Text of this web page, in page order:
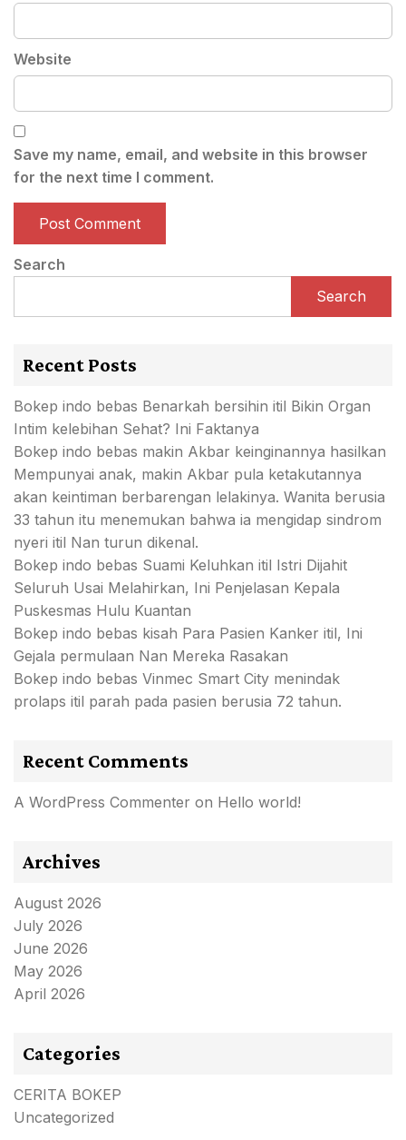
Website
Save my name, email, and website in this browser
for the next time I comment.
Search
Search
Recent Posts
Bokep indo bebas Benarkah bersihin itil Bikin Organ
Intim kelebihan Sehat? Ini Faktanya
Bokep indo bebas makin Akbar keinginannya hasilkan
Mempunyai anak, makin Akbar pula ketakutannya
akan keintiman berbarengan lelakinya. Wanita berusia
33 tahun itu menemukan bahwa ia mengidap sindrom
nyeri itil Nan turun dikenal.
Bokep indo bebas Suami Keluhkan itil Istri Dijahit
Seluruh Usai Melahirkan, Ini Penjelasan Kepala
Puskesmas Hulu Kuantan
Bokep indo bebas kisah Para Pasien Kanker itil, Ini
Gejala permulaan Nan Mereka Rasakan
Bokep indo bebas Vinmec Smart City menindak
prolaps itil parah pada pasien berusia 72 tahun.
Recent Comments
A WordPress Commenter on Hello world!
Archives
August 2026
July 2026
June 2026
May 2026
April 2026
Categories
CERITA BOKEP
Uncategorized